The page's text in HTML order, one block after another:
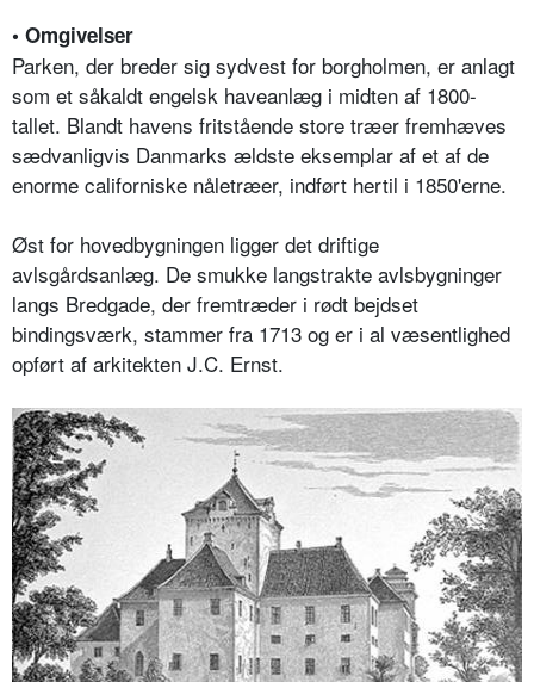
• Omgivelser
Parken, der breder sig sydvest for borgholmen, er anlagt
som et såkaldt engelsk haveanlæg i midten af 1800-
tallet. Blandt havens fritstående store træer fremhæves
sædvanligvis Danmarks ældste eksemplar af et af de
enorme californiske nåletræer, indført hertil i 1850'erne.
Øst for hovedbygningen ligger det driftige
avlsgårdsanlæg. De smukke langstrakte avlsbygninger
langs Bredgade, der fremtræder i rødt bejdset
bindingsværk, stammer fra 1713 og er i al væsentlighed
opført af arkitekten J.C. Ernst.